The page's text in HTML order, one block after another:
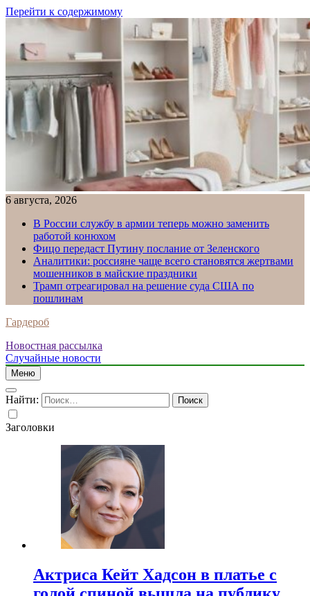
Перейти к содержимому
6 августа, 2026
В России службу в армии теперь можно заменить
работой конюхом
Фицо передаст Путину послание от Зеленского
Аналитики: россияне чаще всего становятся жертвами
мошенников в майские праздники
Трамп отреагировал на решение суда США по
пошлинам
Гардероб
Новостная рассылка
Случайные новости
Меню
Найти:
Заголовки
Актриса Кейт Хадсон в платье с